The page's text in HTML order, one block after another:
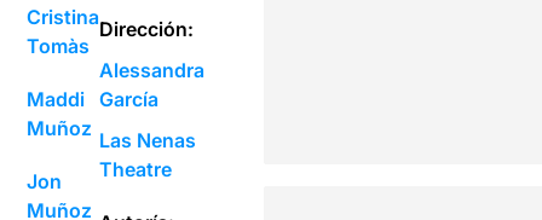
Cristina
Tomàs
Maddi
Muñoz
Jon
Muñoz
Dirección:
Alessandra
García
Las Nenas
Theatre